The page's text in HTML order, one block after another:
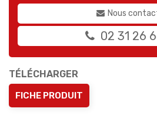
Nous
02 31 26
TÉLÉCHARGER
FICHE PRODUIT